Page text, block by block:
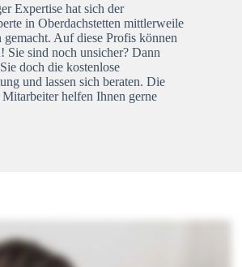
Expertise hat sich der
in Oberdachstetten mittlerweile
gemacht. Auf diese Profis können
Sie sind noch unsicher? Dann
doch die kostenlose
und lassen sich beraten. Die
helfen Ihnen gerne